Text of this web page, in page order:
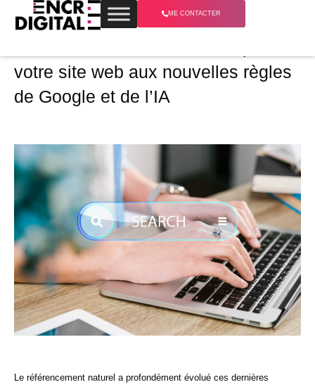
ME CONTACTER
votre site web aux nouvelles règles
de Google et de l’IA
Le référencement naturel a profondément évolué ces dernières